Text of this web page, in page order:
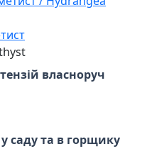
власноруч
у саду та в горщику